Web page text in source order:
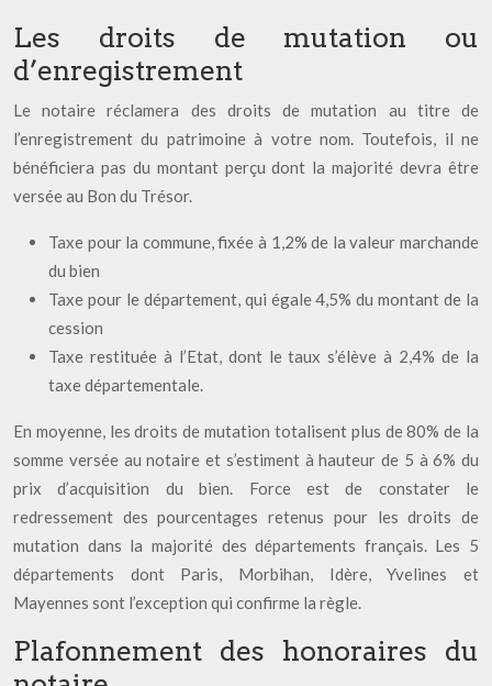
Les droits de mutation ou
d’enregistrement
Le notaire réclamera des droits de mutation au titre de
l’enregistrement du patrimoine à votre nom. Toutefois, il ne
bénéficiera pas du montant perçu dont la majorité devra être
versée au Bon du Trésor.
Taxe pour la commune, fixée à 1,2% de la valeur marchande
du bien
Taxe pour le département, qui égale 4,5% du montant de la
cession
Taxe restituée à l’Etat, dont le taux s’élève à 2,4% de la
taxe départementale.
En moyenne, les droits de mutation totalisent plus de 80% de la
somme versée au notaire et s’estiment à hauteur de 5 à 6% du
prix d’acquisition du bien. Force est de constater le
redressement des pourcentages retenus pour les droits de
mutation dans la majorité des départements français. Les 5
départements dont Paris, Morbihan, Idère, Yvelines et
Mayennes sont l’exception qui confirme la règle.
Plafonnement des honoraires du